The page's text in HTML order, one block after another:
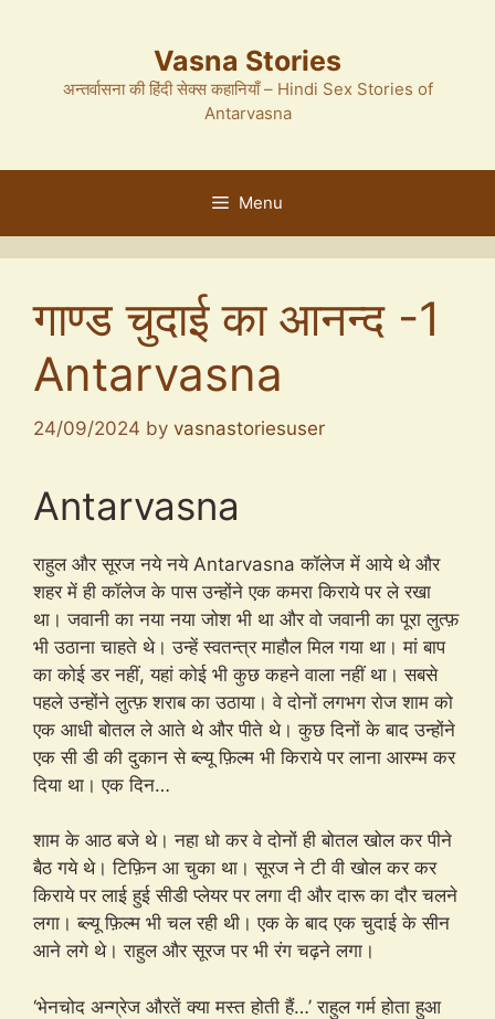
Vasna Stories
अन्तर्वासना की हिंदी सेक्स कहानियाँ – Hindi Sex Stories of
Antarvasna
Menu
गाण्ड चुदाई का आनन्द -1
Antarvasna
24/09/2024 by vasnastoriesuser
Antarvasna
राहुल और सूरज नये नये Antarvasna कॉलेज में आये थे और
शहर में ही कॉलेज के पास उन्होंने एक कमरा किराये पर ले रखा
था। जवानी का नया नया जोश भी था और वो जवानी का पूरा लुत्फ़
भी उठाना चाहते थे। उन्हें स्वतन्त्र माहौल मिल गया था। मां बाप
का कोई डर नहीं, यहां कोई भी कुछ कहने वाला नहीं था। सबसे
पहले उन्होंने लुत्फ़ शराब का उठाया। वे दोनों लगभग रोज शाम को
एक आधी बोतल ले आते थे और पीते थे। कुछ दिनों के बाद उन्होंने
एक सी डी की दुकान से ब्ल्यू फ़िल्म भी किराये पर लाना आरम्भ कर
दिया था। एक दिन…
शाम के आठ बजे थे। नहा धो कर वे दोनों ही बोतल खोल कर पीने
बैठ गये थे। टिफ़िन आ चुका था। सूरज ने टी वी खोल कर कर
किराये पर लाई हुई सीडी प्लेयर पर लगा दी और दारू का दौर चलने
लगा। ब्ल्यू फ़िल्म भी चल रही थी। एक के बाद एक चुदाई के सीन
आने लगे थे। राहुल और सूरज पर भी रंग चढ़ने लगा।
‘भेनचोद अन्ग्रेज औरतें क्या मस्त होती हैं…’ राहुल गर्म होता हुआ